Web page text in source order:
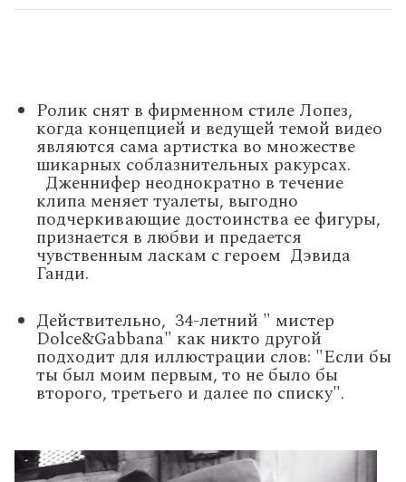
Ролик снят в фирменном стиле Лопез,
когда концепцией и ведущей темой видео
являются сама артистка во множестве
шикарных соблазнительных ракурсах.
Дженнифер неоднократно в течение
клипа меняет туалеты, выгодно
подчеркивающие достоинства ее фигуры,
признается в любви и предается
чувственным ласкам с героем Дэвида
Ганди.
Действительно, 34-летний " мистер
Dolce&Gabbana" как никто другой
подходит для иллюстрации слов: "Если бы
ты был моим первым, то не было бы
второго, третьего и далее по списку".